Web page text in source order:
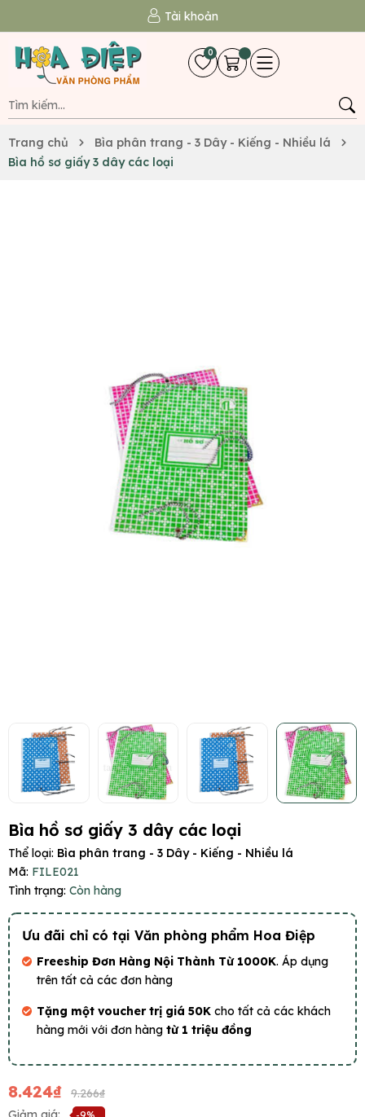
Tài khoản
0
Trang chủ
Bìa phân trang - 3 Dây - Kiếng - Nhiều lá
Bìa hồ sơ giấy 3 dây các loại
Bìa hồ sơ giấy 3 dây các loại
Thể loại: Bìa phân trang - 3 Dây - Kiếng - Nhiều lá
Mã: FILE021
Tình trạng: Còn hàng
Ưu đãi chỉ có tại Văn phòng phẩm Hoa Điệp
Freeship Đơn Hàng Nội Thành Từ 1000K. Áp dụng
trên tất cả các đơn hàng
Tặng một voucher trị giá 50K cho tất cả các khách
hàng mới với đơn hàng từ 1 triệu đồng
8.424₫
9.266₫